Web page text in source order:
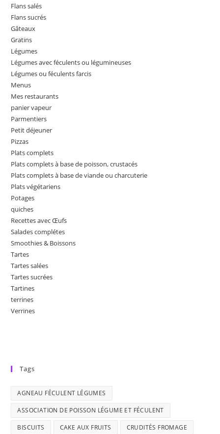
Flans salés
Flans sucrés
Gâteaux
Gratins
Légumes
Légumes avec féculents ou légumineuses
Légumes ou féculents farcis
Menus
Mes restaurants
panier vapeur
Parmentiers
Petit déjeuner
Pizzas
Plats complets
Plats complets à base de poisson, crustacés
Plats complets à base de viande ou charcuterie
Plats végétariens
Potages
quiches
Recettes avec Œufs
Salades complétes
Smoothies & Boissons
Tartes
Tartes salées
Tartes sucrées
Tartines
terrines
Verrines
Tags
AGNEAU FÉCULENT LÉGUMES
ASSOCIATION DE POISSON LÉGUME ET FÉCULENT
BISCUITS CAKE AUX FRUITS CRUDITÉS FROMAGE